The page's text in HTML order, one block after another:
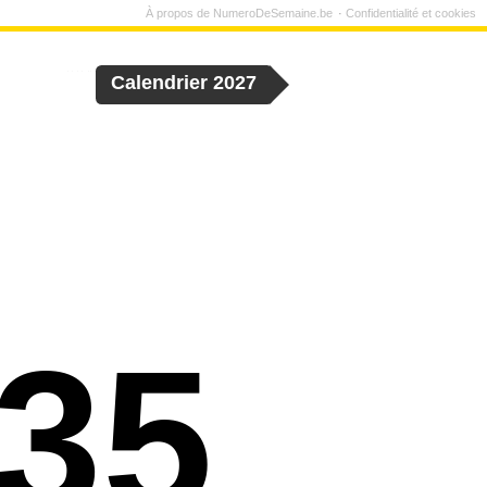
Calendrier 2027
À propos de NumeroDeSemaine.be Confidentialité et cookies